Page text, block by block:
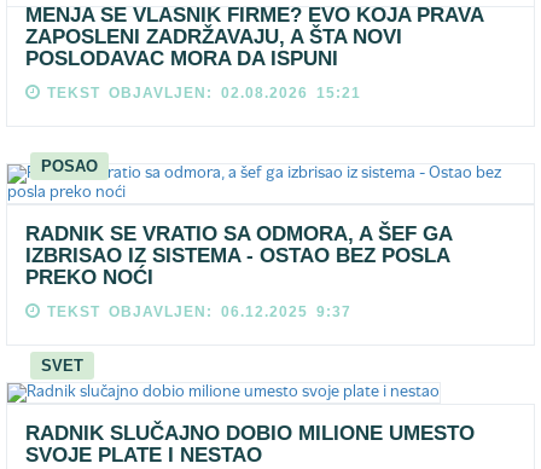
MENJA SE VLASNIK FIRME? EVO KOJA PRAVA
ZAPOSLENI ZADRŽAVAJU, A ŠTA NOVI
POSLODAVAC MORA DA ISPUNI
TEKST OBJAVLJEN: 02.08.2026 15:21
POSAO
RADNIK SE VRATIO SA ODMORA, A ŠEF GA
IZBRISAO IZ SISTEMA - OSTAO BEZ POSLA
PREKO NOĆI
TEKST OBJAVLJEN: 06.12.2025 9:37
SVET
RADNIK SLUČAJNO DOBIO MILIONE UMESTO
SVOJE PLATE I NESTAO